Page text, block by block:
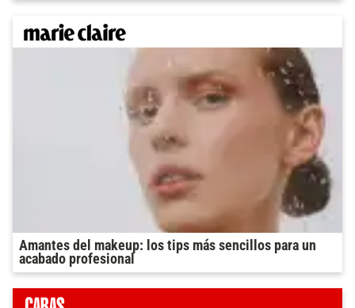
Amantes del makeup: los tips más sencillos para un
acabado profesional